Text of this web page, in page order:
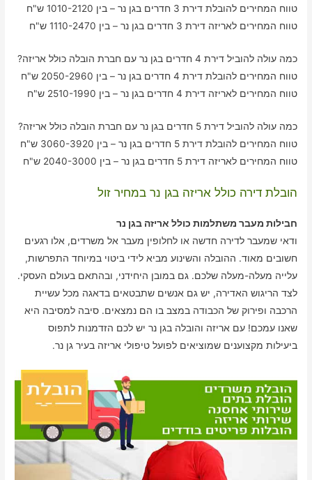
טווח המחירים להובלת דירת 3 חדרים בגן נר – בין 1010-2120 ש"ח
טווח המחירים לאריזה דירת 3 חדרים בגן נר – בין 1110-2470 ש"ח
כמה עולה להוביל דירת 4 חדרים בגן נר עם חברת הובלה כולל אריזה?
טווח המחירים להובלת דירת 4 חדרים בגן נר – בין 2050-2960 ש"ח
טווח המחירים לאריזה דירת 4 חדרים בגן נר – בין 2510-1990 ש"ח
כמה עולה להוביל דירת 5 חדרים בגן נר עם חברת הובלה כולל אריזה?
טווח המחירים להובלת דירת 5 חדרים בגן נר – בין 3060-3920 ש"ח
טווח המחירים לאריזה דירת 5 חדרים בגן נר – בין 2040-3000 ש"ח
הובלת דירה כולל אריזה בגן נר במחיר זול
חבילות מעבר משתלמות כולל אריזה בגן נר
ודאי שמעבר לדירה חדשה או לחלופין מעבר אל משרדים, אלו רגעים
חשובים מאוד. ההובלה והשינוע מביא לידי ביטוי במיוחד התפרשות,
עלייה מעלה-מעלה שלכם. גם במובן היחידני, ובהתאם בעולם העסקי.
לצד הריגוש האדירה, יש גם אנשים שתבטאים בדאגה מכל עשיית
הרכבה ופירוק של הכבודה במצב בו הם נמצאים. סיבה למסיבה היא
שאנו עמכם! עם אריזה והובלה בגן נר יש לכם הזדמנות לתפוס
ביעילות מקצוענים שמוציאים לפועל טיפולי אריזה בעיר גן נר.